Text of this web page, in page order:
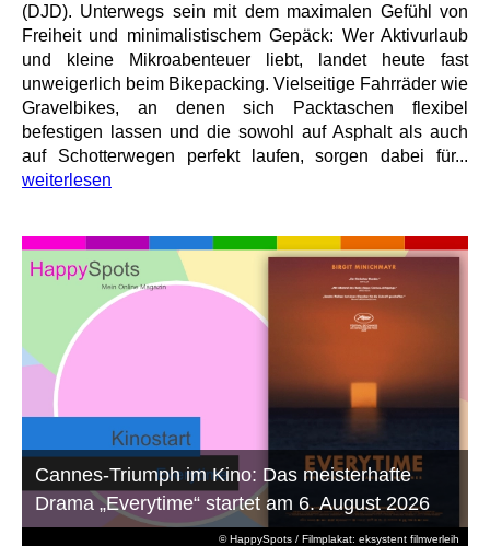
(DJD). Unterwegs sein mit dem maximalen Gefühl von
Freiheit und minimalistischem Gepäck: Wer Aktivurlaub
und kleine Mikroabenteuer liebt, landet heute fast
unweigerlich beim Bikepacking. Vielseitige Fahrräder wie
Gravelbikes, an denen sich Packtaschen flexibel
befestigen lassen und die sowohl auf Asphalt als auch
auf Schotterwegen perfekt laufen, sorgen dabei für...
weiterlesen
© HappySpots / Filmplakat: eksystent filmverleih
Cannes-Triumph im Kino: Das meisterhafte
Drama „Everytime“ startet am 6. August 2026